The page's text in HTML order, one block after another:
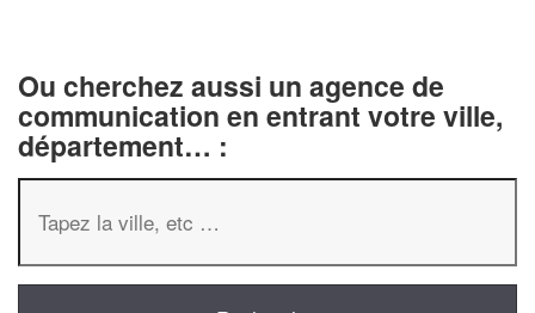
Ou cherchez aussi un agence de
communication en entrant votre ville,
département… :